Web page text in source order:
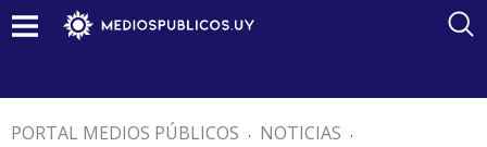
PORTAL MEDIOS PÚBLICOS . NOTICIAS .